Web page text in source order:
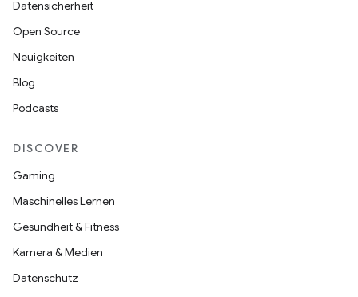
Datensicherheit
Open Source
Neuigkeiten
Blog
Podcasts
DISCOVER
Gaming
Maschinelles Lernen
Gesundheit & Fitness
Kamera & Medien
Datenschutz